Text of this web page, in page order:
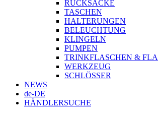
RUCKSÄCKE
TASCHEN
HALTERUNGEN
BELEUCHTUNG
KLINGELN
PUMPEN
TRINKFLASCHEN &
WERKZEUG
SCHLÖSSER
NEWS
de-DE
HÄNDLERSUCHE